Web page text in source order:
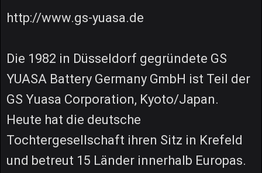
http://www.gs-yuasa.de
Die 1982 in Düsseldorf gegründete GS
YUASA Battery Germany GmbH ist Teil der
GS Yuasa Corporation, Kyoto/Japan.
Heute hat die deutsche
Tochtergesellschaft ihren Sitz in Krefeld
und betreut 15 Länder innerhalb Europas.